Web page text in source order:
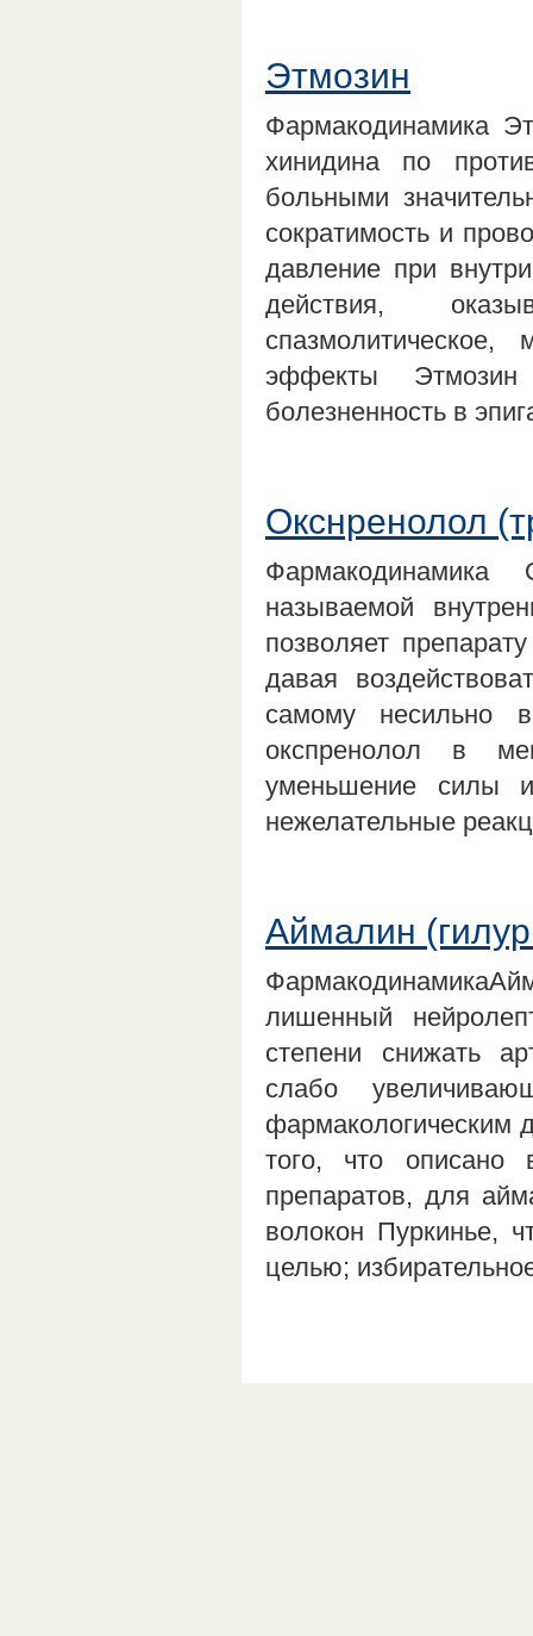
Этмозин
Фармакодинамика
хинидина по
больными
сократимость и
давление при
действия,
спазмолитическое,
эффекты
болезненность в
Окснренолол
называемой
позволяет
давая
самому несильно
окспренолол в
уменьшение силы
нежелательные
Аймалин
лишенный
степени снижать
слабо
фармакологическим
того, что описано
препаратов, для
волокон Пуркинье,
целью;